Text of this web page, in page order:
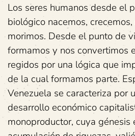
Los seres humanos desde el
biológico nacemos,
morimos. Desde el punto de
formamos y nos convertimos
regidos por una lógica que
de la cual formamos parte.
Venezuela se caracteriza por
desarrollo económico
monoproductor, cuya génesis